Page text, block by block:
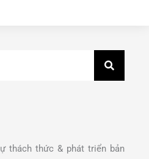
thách thức & phát triển bản